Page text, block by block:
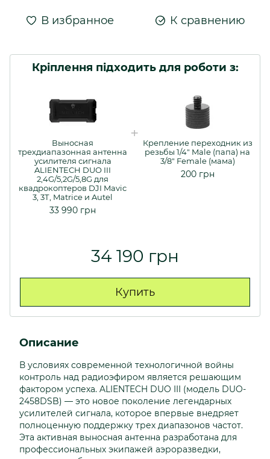
В избранное К сравнению
Кріплення підходить для роботи з:
Выносная
трехдиапазонная антенна
усилителя сигнала
ALIENTECH DUO III
2,4G/5,2G/5,8G для
квадрокоптеров DJI Mavic
3, 3Т, Matrice и Autel
33 990 грн
Крепление переходник из
резьбы 1/4" Male (папа) на
3/8" Female (мама)
200 грн
34 190 грн
Купить
Описание
В условиях современной технологичной войны
контроль над радиоэфиром является решающим
фактором успеха. ALIENTECH DUO III (модель DUO-
2458DSB) — это новое поколение легендарных
усилителей сигнала, которое впервые внедряет
полноценную поддержку трех диапазонов частот.
Эта активная выносная антенна разработана для
профессиональных экипажей аэроразведки,